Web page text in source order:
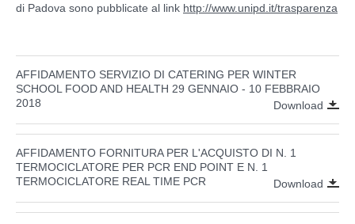
di Padova sono pubblicate al link http://www.unipd.it/trasparenza
AFFIDAMENTO SERVIZIO DI CATERING PER WINTER
SCHOOL FOOD AND HEALTH 29 GENNAIO - 10 FEBBRAIO
2018
Download
AFFIDAMENTO FORNITURA PER L'ACQUISTO DI N. 1
TERMOCICLATORE PER PCR END POINT E N. 1
TERMOCICLATORE REAL TIME PCR
Download